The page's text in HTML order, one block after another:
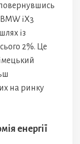
повернувшись
iX3
із
2%. Це
на ринку
енергії